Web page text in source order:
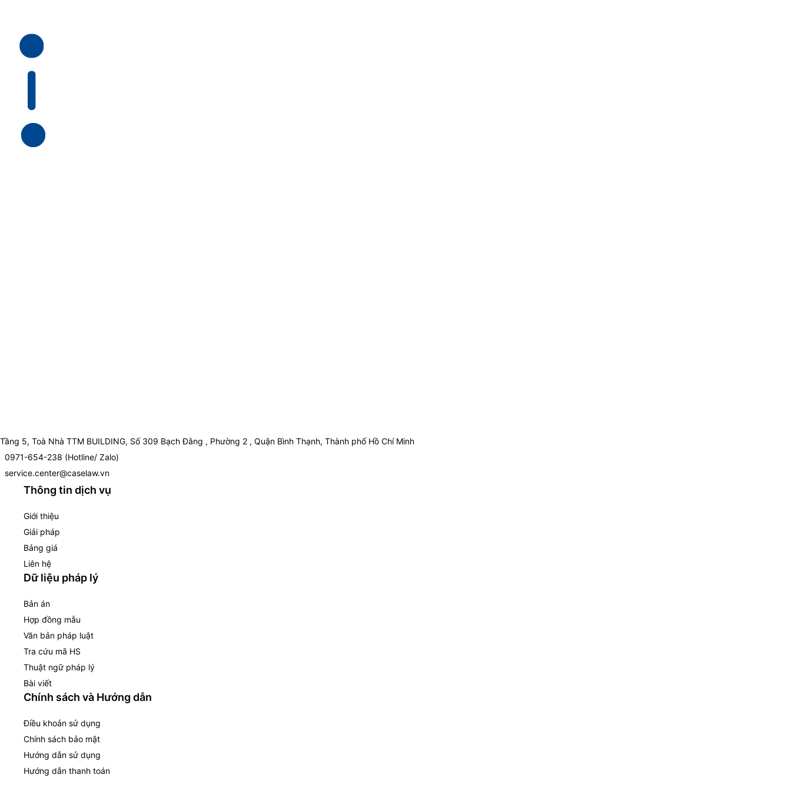
Tầng 5, Toà Nhà TTM BUILDING, Số 309 Bạch Đằng , Phường 2 , Quận Bình Thạnh, Thành phố Hồ Chí Minh
0971-654-238 (Hotline/ Zalo)
service.center@caselaw.vn
Thông tin dịch vụ
Giới thiệu
Giải pháp
Bảng giá
Liên hệ
Dữ liệu pháp lý
Bản án
Hợp đồng mẫu
Văn bản pháp luật
Tra cứu mã HS
Thuật ngữ pháp lý
Bài viết
Chính sách và Hướng dẫn
Điều khoản sử dụng
Chính sách bảo mật
Hướng dẫn sử dụng
Hướng dẫn thanh toán